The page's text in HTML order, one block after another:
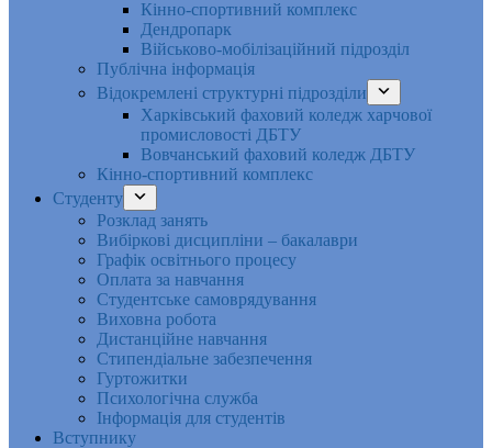
Кінно-спортивний комплекс
Дендропарк
Військово-мобілізаційний підрозділ
Публічна інформація
Відокремлені структурні підрозділи
Харківський фаховий коледж харчової
промисловості ДБТУ
Вовчанський фаховий коледж ДБТУ
Кінно-спортивний комплекс
Студенту
Розклад занять
Вибіркові дисципліни – бакалаври
Графік освітнього процесу
Оплата за навчання
Студентське самоврядування
Виховна робота
Дистанційне навчання
Стипендіальне забезпечення
Гуртожитки
Психологічна служба
Інформація для студентів
Вступнику